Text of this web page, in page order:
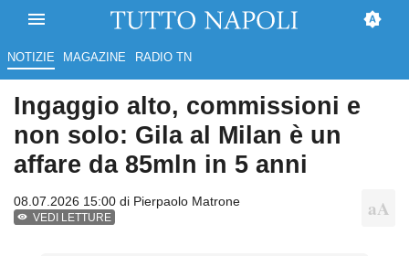
NOTIZIE MAGAZINE RADIO TN
Ingaggio alto, commissioni e
non solo: Gila al Milan è un
affare da 85mln in 5 anni
08.07.2026 15:00 di Pierpaolo Matrone
VEDI LETTURE